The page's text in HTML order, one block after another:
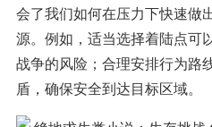
会了我们如何在压力下快速做
源。例如，适当选择着陆点可
战争的风险；合理安排行为路
盾，确保安全到达目标区域。